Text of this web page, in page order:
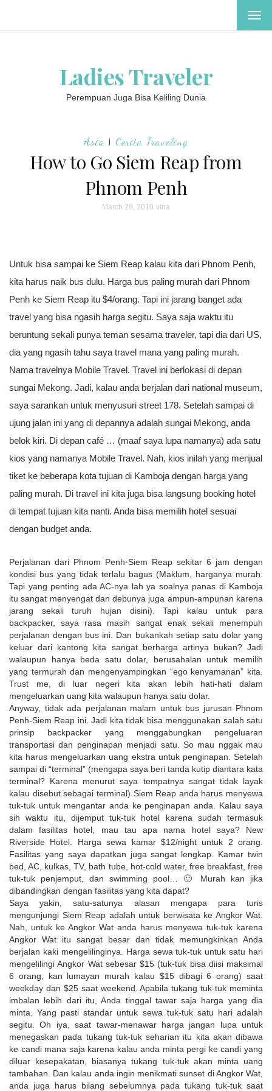
Ladies Traveler
Perempuan Juga Bisa Keliling Dunia
Asia | Cerita Traveling
How to Go Siem Reap from
Phnom Penh
March 29, 2010 vina
Untuk bisa sampai ke Siem Reap kalau kita dari Phnom Penh,
kita harus naik bus dulu. Harga bus paling murah dari Phnom
Penh ke Siem Reap itu $4/orang. Tapi ini jarang banget ada
travel yang bisa ngasih harga segitu. Saya saja waktu itu
beruntung sekali punya teman sesama traveler, tapi dia dari US,
dia yang ngasih tahu saya travel mana yang paling murah.
Nama travelnya Mobile Travel. Travel ini berlokasi di depan
sungai Mekong. Jadi, kalau anda berjalan dari national museum,
saya sarankan untuk menyusuri street 178. Setelah sampai di
ujung jalan ini yang di depannya adalah sungai Mekong, anda
belok kiri. Di depan café … (maaf saya lupa namanya) ada satu
kios yang namanya Mobile Travel. Nah, kios inilah yang menjual
tiket ke beberapa kota tujuan di Kamboja dengan harga yang
paling murah. Di travel ini kita juga bisa langsung booking hotel
di tempat tujuan kita nanti. Anda bisa memilih hotel sesuai
dengan budget anda.
Perjalanan dari Phnom Penh-Siem Reap sekitar 6 jam dengan
kondisi bus yang tidak terlalu bagus (Maklum, harganya murah.
Tapi yang penting ada AC-nya lah ya soalnya panas di Kamboja
itu sangat menyengat dan debunya juga ampun-ampunan karena
jarang sekali turuh hujan disini). Tapi kalau untuk para
backpacker, saya rasa masih sangat enak sekali menempuh
perjalanan dengan bus ini. Dan bukankah setiap satu dolar yang
keluar dari kantong kita sangat berharga artinya bukan? Jadi
walaupun hanya beda satu dolar, berusahalan untuk memilih
yang termurah dan mengenyampingkan “ego kenyamanan” kita.
Trust me, di luar negeri kita akan lebih hati-hati dalam
mengeluarkan uang kita walaupun hanya satu dolar.
Anyway, tidak ada perjalanan malam untuk bus jurusan Phnom
Penh-Siem Reap ini. Jadi kita tidak bisa menggunakan salah satu
prinsip backpacker yang menggabungkan pengeluaran
transportasi dan penginapan menjadi satu. So mau nggak mau
kita harus mengeluarkan uang ekstra untuk penginapan. Setelah
sampai di “terminal” (mengapa saya beri tanda kutip diantara kata
terminal? Karena menurut saya tempatnya sangat tidak layak
kalau disebut sebagai terminal) Siem Reap anda harus menyewa
tuk-tuk untuk mengantar anda ke penginapan anda. Kalau saya
sih waktu itu, dijemput tuk-tuk hotel karena sudah termasuk
dalam fasilitas hotel, mau tau apa nama hotel saya? New
Riverside Hotel. Harga sewa kamar $12/night untuk 2 orang.
Fasilitas yang saya dapatkan juga sangat lengkap. Kamar twin
bed, AC, kulkas, TV, bath tube, hot-cold water, free breakfast, free
tuk-tuk penjemput, dan swimming pool… 🙂 Murah kan jika
dibandingkan dengan fasilitas yang kita dapat?
Saya yakin, satu-satunya alasan mengapa para turis
mengunjungi Siem Reap adalah untuk berwisata ke Angkor Wat.
Nah, untuk ke Angkor Wat anda harus menyewa tuk-tuk karena
Angkor Wat itu sangat besar dan tidak memungkinkan Anda
berjalan kaki mengelilinginya. Harga sewa tuk-tuk untuk satu hari
mengelilingi Angkor Wat sebesar $15 (tuk-tuk bisa diisi maksimal
6 orang, kan lumayan murah kalau $15 dibagi 6 orang) saat
weekday dan $25 saat weekend. Apabila tukang tuk-tuk meminta
imbalan lebih dari itu, Anda tinggal tawar saja harga yang dia
minta. Yang pasti standar untuk sewa tuk-tuk satu hari adalah
segitu. Oh iya, saat tawar-menawar harga jangan lupa untuk
menegaskan pada tukang tuk-tuk seharian itu kita akan dibawa
ke candi mana saja karena kalau anda minta pergi ke candi yang
diluar kesepakatan, biasanya tukang tuk-tuk akan minta uang
tambahan. Dan kalau anda ingin menikmati sunset di Angkor Wat,
anda juga harus bilang sebelumnya pada tukang tuk-tuk saat